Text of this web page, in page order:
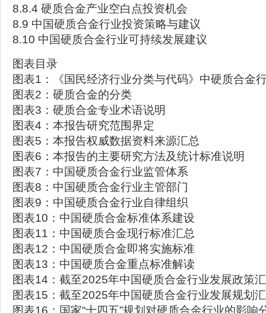
8.8.4 硬质合金产业空白点投资机会
8.9 中国硬质合金行业投资策略与建议
8.10 中国硬质合金行业可持续发展建议
图表目录
图表1：《国民经济行业分类与代码》中硬质合金
图表2：硬质合金的分类
图表3：硬质合金专业术语说明
图表4：本报告研究范围界定
图表5：本报告权威数据资料来源汇总
图表6：本报告的主要研究方法及统计标准说明
图表7：中国硬质合金行业监管体系
图表8：中国硬质合金行业主管部门
图表9：中国硬质合金行业自律组织
图表10：中国硬质合金标准体系建设
图表11：中国硬质合金现行标准汇总
图表12：中国硬质合金即将实施标准
图表13：中国硬质合金重点标准解读
图表14：截至2025年中国硬质合金行业发展政策
图表15：截至2025年中国硬质合金行业发展规划
图表16：国家“十四五”规划对硬质合金行业的影响